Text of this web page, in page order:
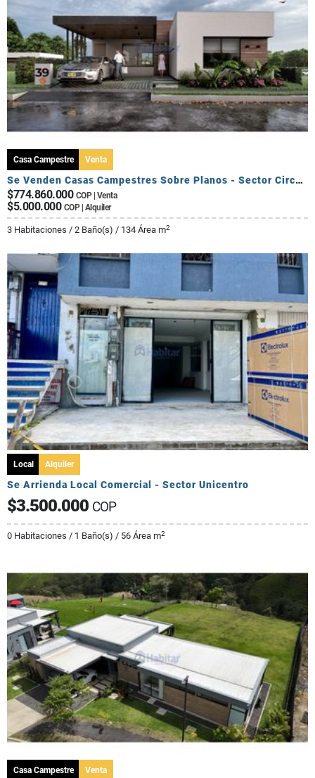
Casa Campestre Venta
Se Venden Casas Campestres Sobre Planos - Sector Circasia
$774.860.000 COP | Venta
$5.000.000 COP | Alquiler
3 Habitaciones / 2 Baño(s) / 134 Área m2
Local Alquiler
Se Arrienda Local Comercial - Sector Unicentro
$3.500.000 COP
0 Habitaciones / 1 Baño(s) / 56 Área m2
Casa Campestre Venta